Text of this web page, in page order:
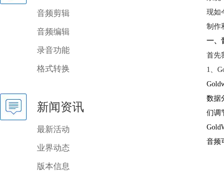
音频剪辑
音频编辑
录音功能
格式转换
新闻资讯
最新活动
业界动态
版本信息
现如
制作
一、
首先
1、
数据
们调
音频